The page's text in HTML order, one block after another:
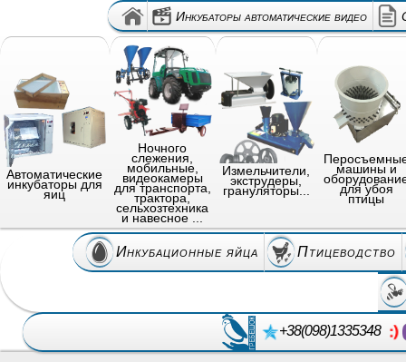
Инкубаторы автоматические видео
Автоматические
инкубаторы для
яиц
Ночного
слежения,
мобильные,
видеокамеры
для транспорта,
трактора,
сельхозтехника
и навесное ...
Измельчители,
экструдеры,
грануляторы...
машины и
для убоя
птицы
Инкубационные яйца Птицеводство
+38(098)1335348